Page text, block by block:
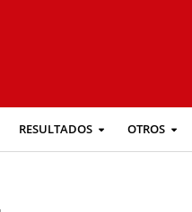
RESULTADOS OTROS